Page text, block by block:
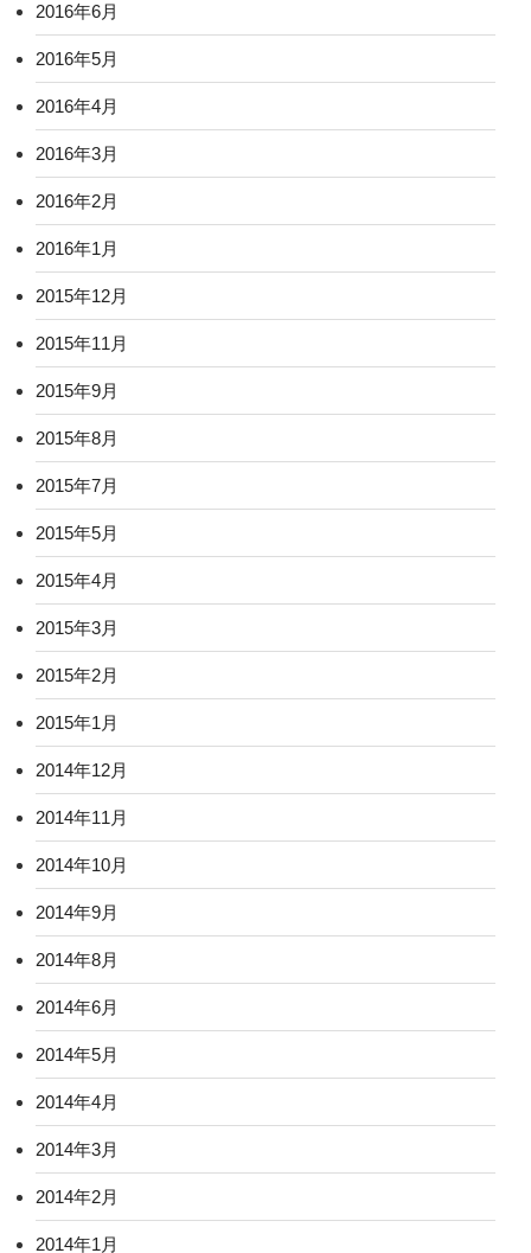
2016年6月
2016年5月
2016年4月
2016年3月
2016年2月
2016年1月
2015年12月
2015年11月
2015年9月
2015年8月
2015年7月
2015年5月
2015年4月
2015年3月
2015年2月
2015年1月
2014年12月
2014年11月
2014年10月
2014年9月
2014年8月
2014年6月
2014年5月
2014年4月
2014年3月
2014年2月
2014年1月